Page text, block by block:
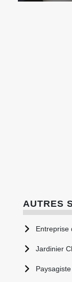
AUTRES
Entreprise
Jardinier